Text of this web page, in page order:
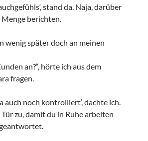
stand da. Naja, darüber
berichten.
wenig später doch an meinen
an?“, hörte ich aus dem
fragen.
auch noch kontrolliert‘, dachte ich.
Tür zu, damit du in Ruhe arbeiten